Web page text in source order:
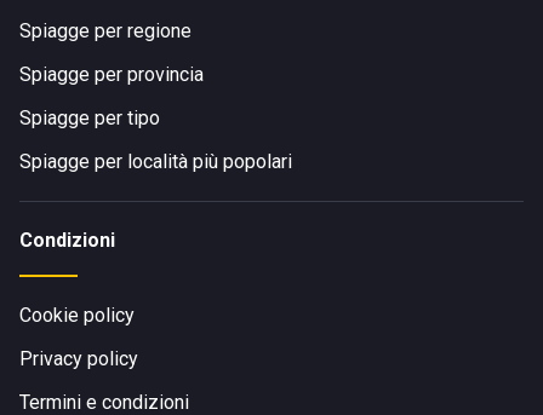
Spiagge per regione
Spiagge per provincia
Spiagge per tipo
Spiagge per località più popolari
Condizioni
Cookie policy
Privacy policy
Termini e condizioni